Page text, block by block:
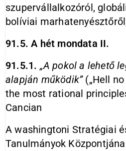
szupervállalkozóról,
bolíviai
91.5. A hét mondata II.
91.5.1. „A pokol a lehető
alapján működik”(„Hell
the most rational
Cancian
A washingtoni Stratégiai
Tanulmányok